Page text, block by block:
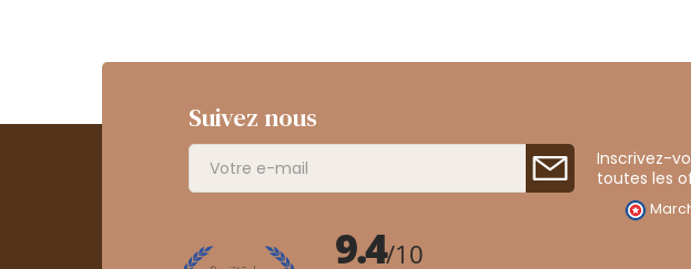
Suivez nous
Inscrivez-
toutes les